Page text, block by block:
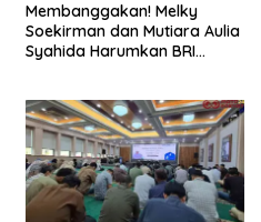
Membanggakan! Melky
Soekirman dan Mutiara Aulia
Syahida Harumkan BRI
Bank Indonesia